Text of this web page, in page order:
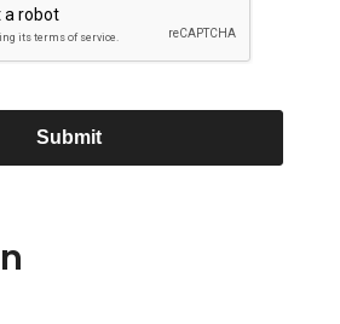
Submit